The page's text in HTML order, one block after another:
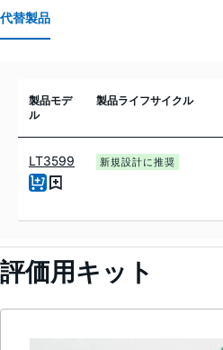
代替製品
製品モデ
ル
製品ライフサイクル
LT3599 新規設計に推奨
評価用キット